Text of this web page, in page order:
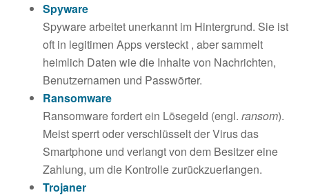
Spyware
Spyware arbeitet unerkannt im Hintergrund. Sie ist
oft in legitimen Apps versteckt , aber sammelt
heimlich Daten wie die Inhalte von Nachrichten,
Benutzernamen und Passwörter.
Ransomware
Ransomware fordert ein Lösegeld (engl.ransom).
Meist sperrt oder verschlüsselt der Virus das
Smartphone und verlangt von dem Besitzer eine
Zahlung, um die Kontrolle zurückzuerlangen.
Trojaner